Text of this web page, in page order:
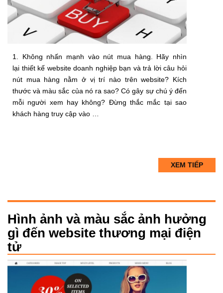
1. Không nhấn mạnh vào nút mua hàng. Hãy nhìn
lại thiết kế website doanh nghiệp bạn và trả lời câu hỏi
nút mua hàng nằm ở vị trí nào trên website? Kích
thước và màu sắc của nó ra sao? Có gây sự chú ý đến
mỗi người xem hay không? Đừng thắc mắc tại sao
khách hàng truy cập vào …
XEM TIẾP
Hình ảnh và màu sắc ảnh hưởng
gì đến website thương mại điện
tử